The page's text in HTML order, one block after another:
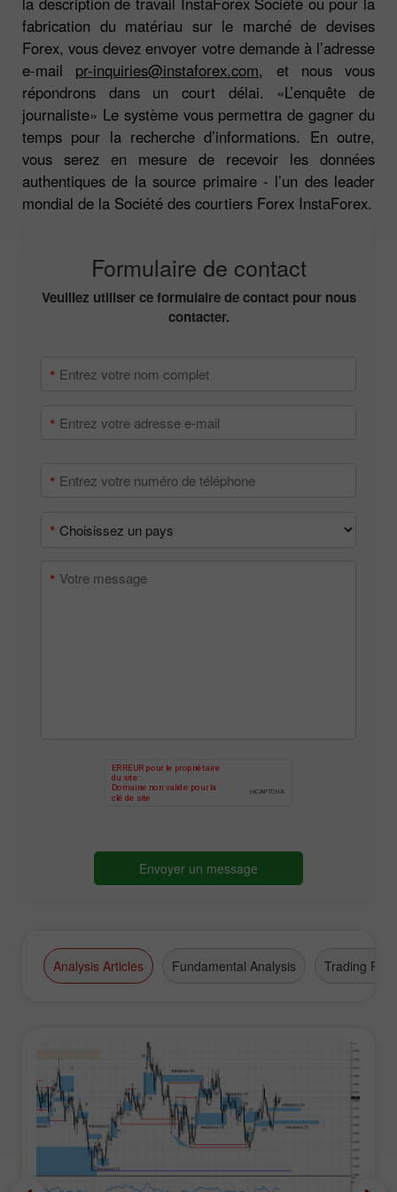
fabrication du matériau sur le marché de devises
Forex, vous devez envoyer votre demande à l’adresse
e-mail pr-inquiries@instaforex.com, et nous vous
répondrons dans un court délai. «L’enquête de
journaliste» Le système vous permettra de gagner du
temps pour la recherche d’informations. En outre,
vous serez en mesure de recevoir les données
authentiques de la source primaire - l’un des leader
mondial de la Société des courtiers Forex InstaForex.
Formulaire de contact
Veuillez utiliser ce formulaire de contact pour nous
contacter.
Analysis Articles Fundamental Analysis Trading Plan